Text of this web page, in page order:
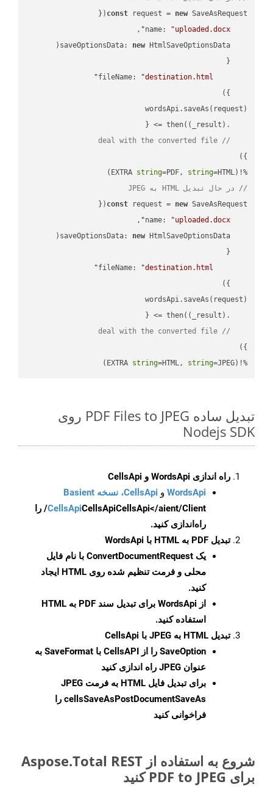
const request = new
name: "uploaded.docx"
saveOptionsData: new
fileName:
"destination.html"
    .then(
( _result ) =>
// deal with the converted file
%!(EXTRA
string=PDF, string=HTML)
// در حال تبدیل HTML به JPEG
const request = new
name: "uploaded.docx"
saveOptionsData: new
fileName:
"destination.html"
    .then(
( _result ) =>
// deal with the converted file
%!(EXTRA
string=HTML, string=JPEG)
تبدیل ساده PDF Files to JPEG روی
Nodejs SDK
راه اندازی WordsApi و CellsApi
WordsApi و CellsApi، نسخه Basient
CellsApiCellsApi
CellsApi</aient/Client/ را
راه‌اندازی کنید.
تبدیل PDF به HTML با WordsApi
یک ConvertDocumentRequest با نام فایل
محلی و فرمت تنظیم شده روی HTML ایجاد
کنید.
از WordsApi برای تبدیل سند PDF به HTML
استفاده کنید.
تبدیل HTML به JPEG با CellsApi
SaveOption
را از CellsAPI با SaveFormat به
عنوان JPEG راه اندازی کنید
برای تبدیل فایل HTML به فرمت
JPEG
cellsSaveAsPostDocumentSaveAs را
فراخوانی کنید
شروع به استفاده از Aspose.Total REST
برای PDF to JPEG کنید